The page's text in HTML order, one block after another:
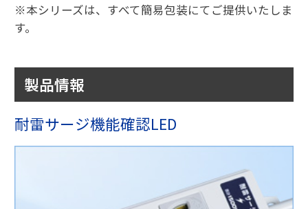
※本シリーズは、すべて簡易包装にてご提供いたしま
す。
製品情報
耐雷サージ機能確認LED